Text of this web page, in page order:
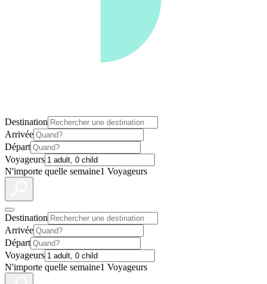
Destination
Arrivée
Départ
Voyageurs
N'importe quelle semaine1 Voyageurs
Destination
Arrivée
Départ
Voyageurs
N'importe quelle semaine1 Voyageurs